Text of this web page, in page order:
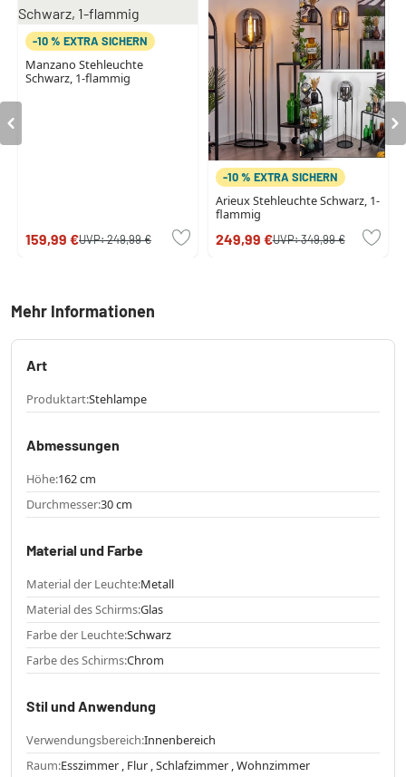
-10 % EXTRA SICHERN
Manzano Stehleuchte
Schwarz, 1-flammig
159,99 €UVP:249,99 €
-10 % EXTRA SICHERN
Arieux Stehleuchte Schwarz, 1-
flammig
249,99 €UVP:349,99 €
Mehr Informationen
Art
Produktart:Stehlampe
Abmessungen
Höhe:162 cm
Durchmesser:30 cm
Material und Farbe
Material der Leuchte:Metall
Material des Schirms:Glas
Farbe der Leuchte:Schwarz
Farbe des Schirms:Chrom
Stil und Anwendung
Verwendungsbereich:Innenbereich
Raum:Esszimmer , Flur , Schlafzimmer , Wohnzimmer